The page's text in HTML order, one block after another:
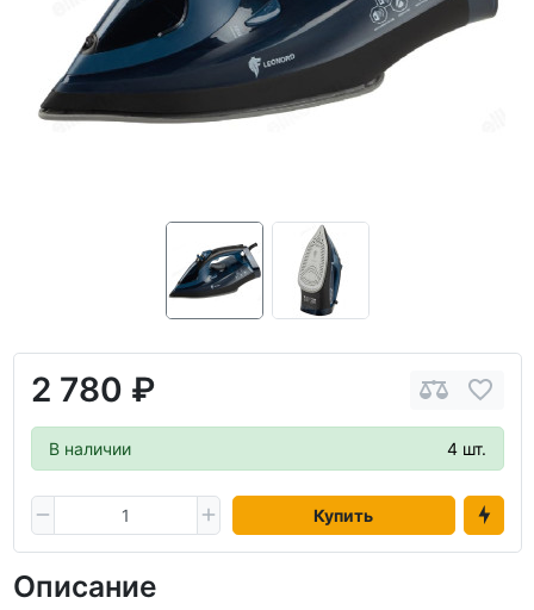
2 780 ₽
В наличии 4 шт.
Купить
Описание